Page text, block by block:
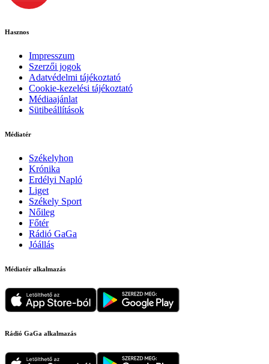
Hasznos
Impresszum
Szerzői jogok
Adatvédelmi tájékoztató
Cookie-kezelési tájékoztató
Médiaajánlat
Sütibeállítások
Médiatér
Székelyhon
Krónika
Erdélyi Napló
Liget
Székely Sport
Nőileg
Főtér
Rádió GaGa
Jóállás
Médiatér alkalmazás
Rádió GaGa alkalmazás